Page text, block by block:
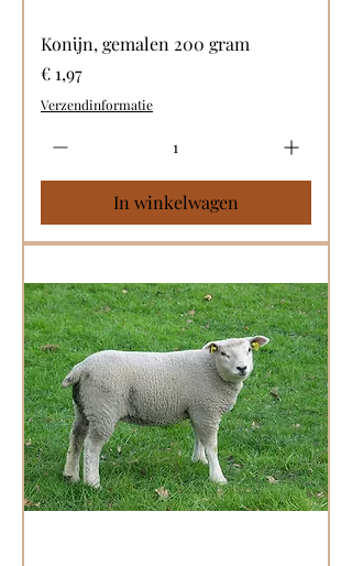
Konijn, gemalen 200 gram
Prijs
€ 1,97
Verzendinformatie
In winkelwagen